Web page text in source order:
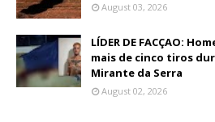
August 03, 2026
LÍDER DE FACÇAO:
mais de cinco tiros
Mirante da Serra
August 02, 2026